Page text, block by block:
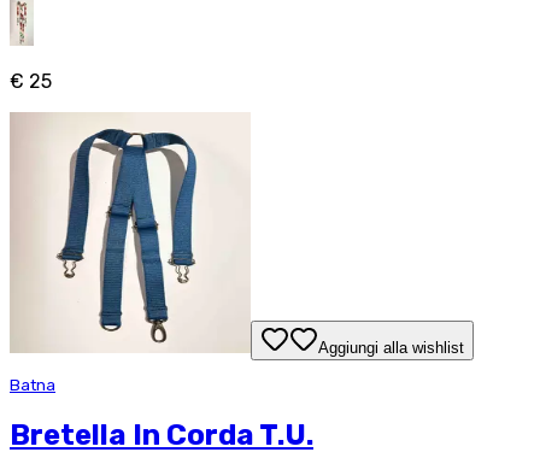
€ 25
Aggiungi alla wishlist
Batna
Bretella In Corda T.U.